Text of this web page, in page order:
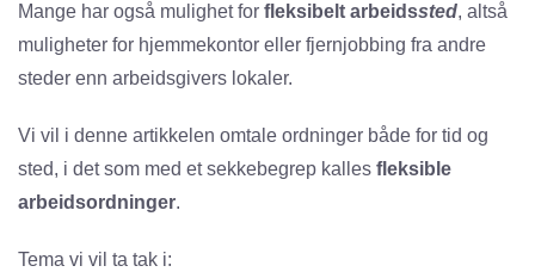
Mange har også mulighet for fleksibelt arbeidssted, altså
muligheter for hjemmekontor eller fjernjobbing fra andre
steder enn arbeidsgivers lokaler.
Vi vil i denne artikkelen omtale ordninger både for tid og
sted, i det som med et sekkebegrep kalles fleksible
arbeidsordninger.
Tema vi vil ta tak i: